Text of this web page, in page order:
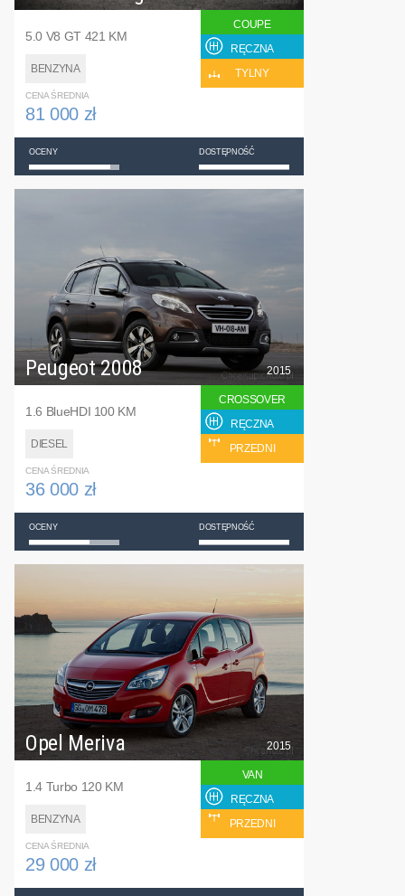
5.0 V8 GT 421 KM
BENZYNA
COUPE
RĘCZNA
TYLNY
CENA ŚREDNIA
81 000 zł
OCENY DOSTĘPNOŚĆ
Peugeot 2008
1.6 BlueHDI 100 KM
DIESEL
2015
CROSSOVER
RĘCZNA
PRZEDNI
CENA ŚREDNIA
36 000 zł
OCENY DOSTĘPNOŚĆ
Opel Meriva
1.4 Turbo 120 KM
BENZYNA
2015
VAN
RĘCZNA
PRZEDNI
CENA ŚREDNIA
29 000 zł